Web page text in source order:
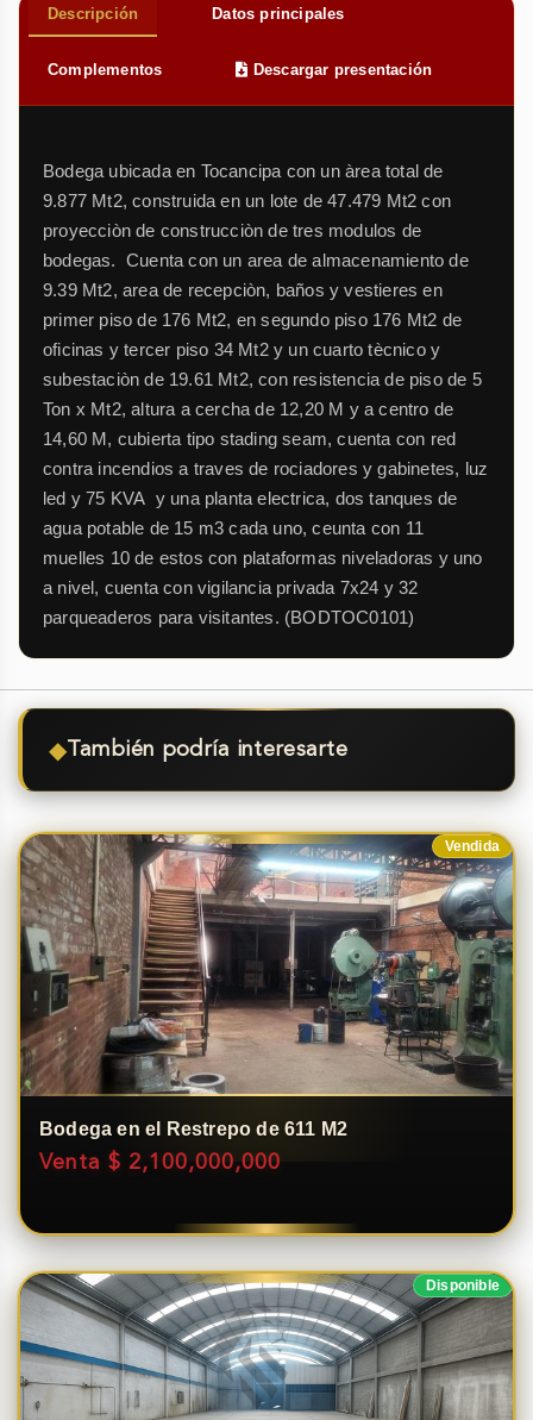
Descripción Datos principales
Complementos Descargar presentación
Bodega ubicada en Tocancipa con un àrea total de
9.877 Mt2, construida en un lote de 47.479 Mt2 con
proyecciòn de construcciòn de tres modulos de
bodegas. Cuenta con un area de almacenamiento de
9.39 Mt2, area de recepciòn, baños y vestieres en
primer piso de 176 Mt2, en segundo piso 176 Mt2 de
oficinas y tercer piso 34 Mt2 y un cuarto tècnico y
subestaciòn de 19.61 Mt2, con resistencia de piso de 5
Ton x Mt2, altura a cercha de 12,20 M y a centro de
14,60 M, cubierta tipo stading seam, cuenta con red
contra incendios a traves de rociadores y gabinetes, luz
led y 75 KVA y una planta electrica, dos tanques de
agua potable de 15 m3 cada uno, ceunta con 11
muelles 10 de estos con plataformas niveladoras y uno
a nivel, cuenta con vigilancia privada 7x24 y 32
parqueaderos para visitantes. (BODTOC0101)
◆También podría interesarte
Vendida
Bodega en el Restrepo de 611 M2
Venta $ 2,100,000,000
Disponible